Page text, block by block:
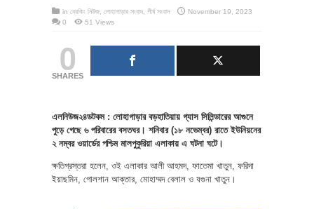
in ব্রেকিং নিউজ লোহাগাড়ার সংবাদ শীর্ষ সংবাদ
November 19, 2023
0
51 Views
0
SHARES
এলনিউজ২৪ডটকম : লোহাগাড়ার বড়হাতিয়ায় গ্যাস সিলিন্ডারের আগুনে
পুড়ে গেছে ৬ পরিবারের বসতঘর। শনিবার (১৮ নভেম্বর) রাতে ইউনিয়নের
২ নম্বর ওয়ার্ডের পশ্চিম মালপুকুরিয়া এলাকায় এ ঘটনা ঘটে।
ক্ষতিগ্রস্তরা হলেন, ওই এলাকার আলী আহমদ, ফাতেমা খাতুন, ফরিদা
ইয়াছমিন, গোলশান আক্তার, মোহাম্মদ বেলাল ও যগুনা খাতুন।